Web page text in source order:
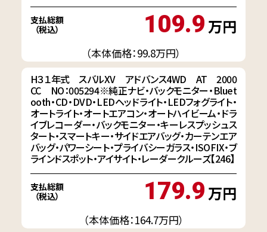
支払総額
（税込）
109.9万円
（本体価格：99.8万円）
H３１年式 スバルXV アドバンス4WD AT 2000
CC NO：005294※純正ナビ・バックモニター・Bluet
ooth・CD・DVD・LEDヘッドライト・LEDフォグライト・
オートライト・オートエアコン・オートハイビーム・ドラ
イブレコーダー・バックモニター・キーレスプッシュス
タート・スマートキー・サイドエアバッグ・カーテンエア
バッグ・パワーシート・プライバシーガラス・ISOFIX・ブ
ラインドスポット・アイサイト・レーダークルーズ【246】
支払総額
（税込）
179.9万円
（本体価格：164.7万円）